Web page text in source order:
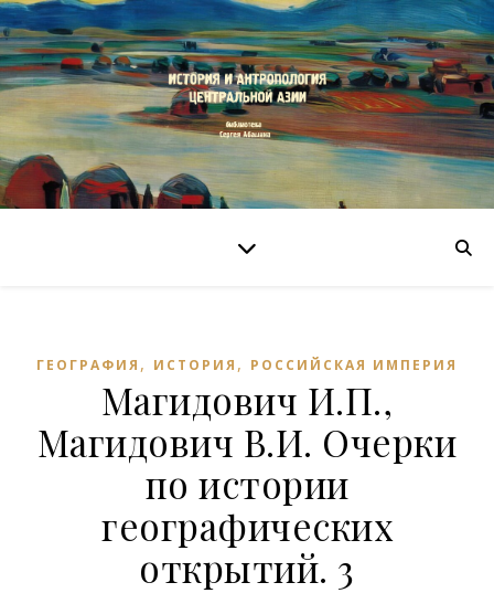
ГЕОГРАФИЯ , ИСТОРИЯ , РОССИЙСКАЯ ИМПЕРИЯ
Магидович И.П.,
Магидович В.И. Очерки
по истории
географических
открытий. 3